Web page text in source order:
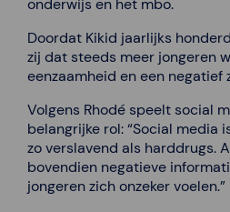
onderwijs en het mbo.
Doordat Kikid jaarlijks
zij dat steeds meer jongeren
eenzaamheid en een negatief
Volgens Rhodé speelt social
belangrijke rol: “Social media
zo verslavend als harddrugs.
bovendien negatieve
jongeren zich onzeker voelen.”